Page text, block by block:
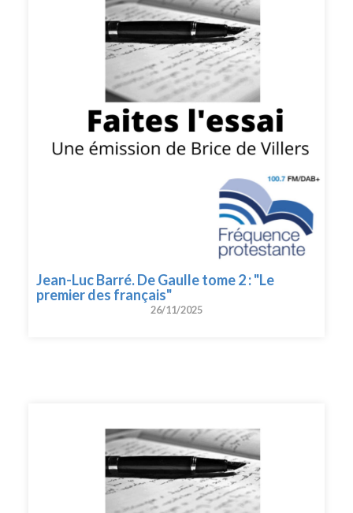
Jean-Luc Barré. De Gaulle tome 2 : "Le
premier des français"
26/11/2025